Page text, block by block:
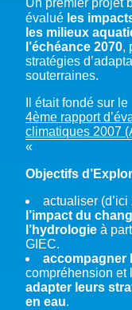
Un premier projet
évalué les
les milieux
l’échéance 2070,
stratégies
souterraines.
Il était fondé sur le
4ème rapport
climatiques 2007
«
Objectifs
actualiser
l’impact du
l’hydrologie à
GIEC.
accompagner
compréhension et
adapter leurs
en eau.